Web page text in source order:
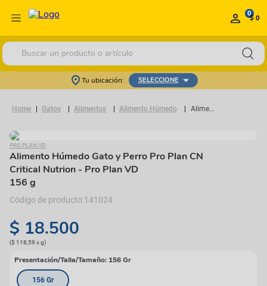
0$ 0
Buscar un producto o artículo
Tu ubicación: SELECCIONE
Gatos Alimentos Alimento Húmedo Alimento Húmedo Gato y Perro Pro Plan CN Critical Nutrion
PRO PLAN VD
Alimento Húmedo Gato y Perro Pro Plan CN
Critical Nutrion - Pro Plan VD
156 g
141024
$ 18.500
($ 118,59 xg)
Presentación/Talla/Tamaño: 156 Gr
156 Gr